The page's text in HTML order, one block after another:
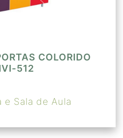
COLORIDO
512
e Sala de Aula